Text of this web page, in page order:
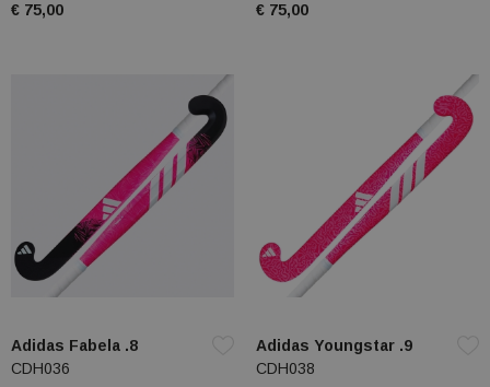
€ 75,00
€ 75,00
Adidas Fabela .8
CDH036
Adidas Youngstar .9
CDH038